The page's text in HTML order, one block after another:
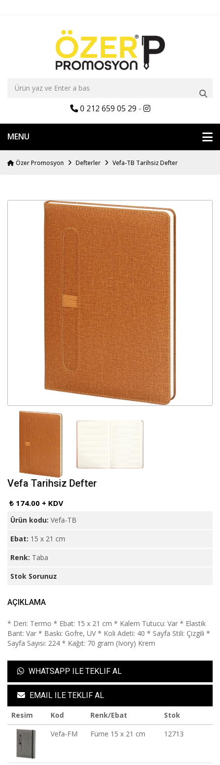
0 212 659 05 29 -
MENU
Özer Promosyon Defterler Vefa-TB Tarihsiz Defter
Vefa Tarihsiz Defter
₺ 174.00 + KDV
Ürün kodu: Vefa-TB
Ebat: 15 x 21 cm
Renk: Taba
Stok Sorunuz
AÇIKLAMA
* Deri: Termo * Ebat: 15 x 21 cm * Kalem Tutucu: Var * Elastik
Bant: Var * Baskı: Gofre, UV * Koli Adeti: 40 * Sayfa Stili: Çizgili *
Sayfa Sayısı: 224 * Kağıt: 70 gram (Ivory) Krem
WHATSAPP ILE TEKLIF AL
EMAIL ILE TEKLIF AL
Resim Kod Renk/Ebat
Stok
Vefa-FM
Füme 15 x 21 cm 12713